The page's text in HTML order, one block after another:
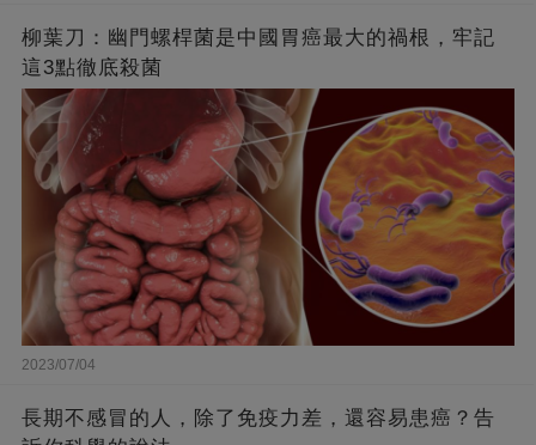
柳葉刀：幽門螺桿菌是中國胃癌最大的禍根，牢記
這3點徹底殺菌
2023/07/04
長期不感冒的人，除了免疫力差，還容易患癌？告